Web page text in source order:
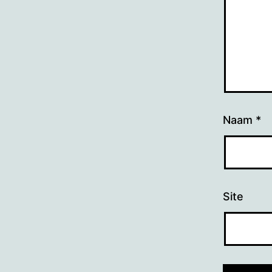
Naam *
Site